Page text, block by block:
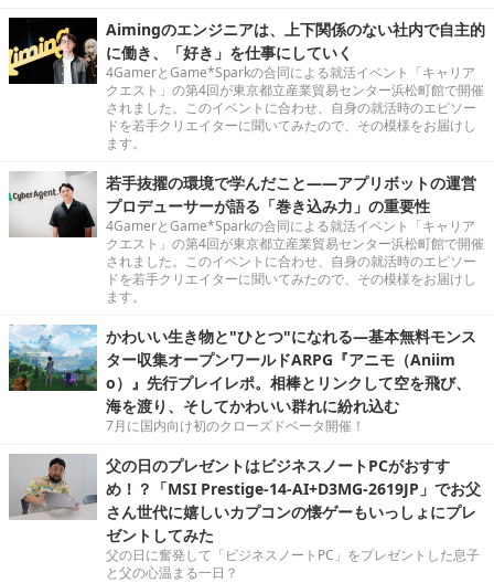
Aimingのエンジニアは、上下関係のない社内で自主的
に働き、「好き」を仕事にしていく
4GamerとGame*Sparkの合同による就活イベント「キャリア
クエスト」の第4回が東京都立産業貿易センター浜松町館で開催
されました。このイベントに合わせ、自身の就活時のエピソー
ドを若手クリエイターに聞いてみたので、その模様をお届けし
ます。
若手抜擢の環境で学んだこと――アプリボットの運営
プロデューサーが語る「巻き込み力」の重要性
4GamerとGame*Sparkの合同による就活イベント「キャリア
クエスト」の第4回が東京都立産業貿易センター浜松町館で開催
されました。このイベントに合わせ、自身の就活時のエピソー
ドを若手クリエイターに聞いてみたので、その模様をお届けし
ます。
かわいい生き物と"ひとつ"になれる―基本無料モンス
ター収集オープンワールドARPG『アニモ（Aniim
o）』先行プレイレポ。相棒とリンクして空を飛び、
海を渡り、そしてかわいい群れに紛れ込む
7月に国内向け初のクローズドベータ開催！
父の日のプレゼントはビジネスノートPCがおすす
め！？「MSI Prestige-14-AI+D3MG-2619JP」でお父
さん世代に嬉しいカプコンの懐ゲーもいっしょにプレ
ゼントしてみた
父の日に奮発して「ビジネスノートPC」をプレゼントした息子
と父の心温まる一日？